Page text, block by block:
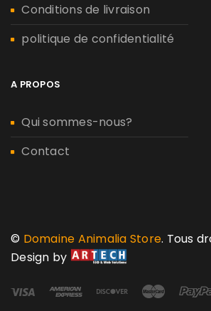
Conditions de livraison
politique de confidentialité
A PROPOS
Qui sommes-nous?
Contact
© Domaine Animalia Store. Tous
Design by